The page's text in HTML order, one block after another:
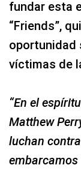
fundar esta
“Friends”,
oportunidad
víctimas de
“En el
Matthew
luchan